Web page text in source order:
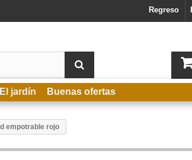
Regreso
El jardín Buenas ofertas
empotrable rojo